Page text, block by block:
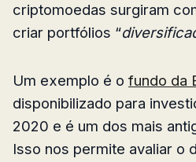
criptomoedas surgiram
criar portfólios “
Um exemplo é o fundo da
disponibilizado para
2020 e é um dos mais
Isso nos permite avaliar o